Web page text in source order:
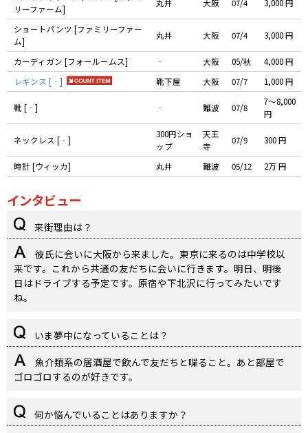
リーファーム]
丸井 大阪 07/4 3,000 円
ショートパンツ [ファミリーファー
ム]
丸井 大阪 07/4 3,000 円
カーディガン [フォールームス] ‐ 大阪 05/秋
4,000 円
レギンス [‐]
靴下屋 大阪 07/7 1,000 円
靴 [‐] ‐ 難波 07/8
7〜8,000
円
ネックレス [‐]
300円ショ
ップ
天王
寺
07/9 300 円
時計 [ウィッカ] 丸井 難波 05/12 2万 円
インタビュー
来街理由は？
彼氏に会いに大阪から来ました。東京に来るのは中学校以
来です。これから共通の友だちに会いに行きます。明日、明後
日はドライブする予定です。原宿や下北沢に行ってみたいです
ね。
いま夢中になっていることは？
魚介類系の居酒屋で飲んで友だちと喋ること。あと部屋で
ゴロゴロするのが好きです。
何か悩んでいることはありますか？